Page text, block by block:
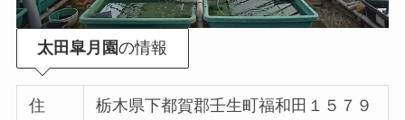
太田皐月園の情報
住
栃木県下都賀郡壬生町福和田１５７９